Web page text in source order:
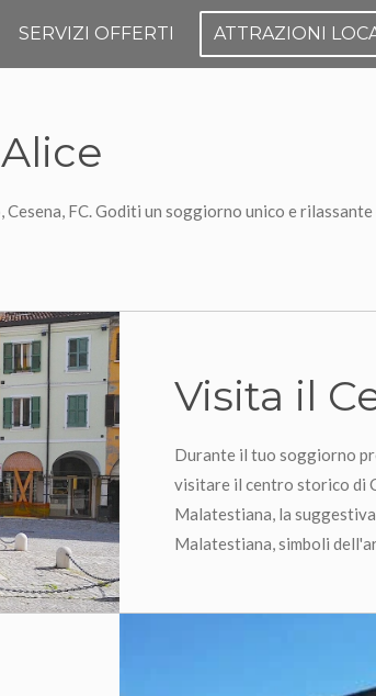
SERVIZI OFFERTI ATTRAZIONI
FC. Goditi un soggiorno unico e
Visita il
Durante il tuo soggiorno
visitare il centro storico di
Malatestiana, la
Malatestiana, simboli